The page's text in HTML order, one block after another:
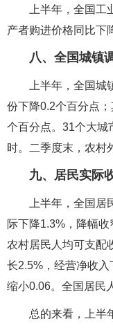
上半年，全国
产者购进价格同比下
八、全国城镇
上半年，全国
份下降0.2个百分点
个百分点。31个大城
时。二季度末，农村
九、居民实际
上半年，全国
际下降1.3%，降幅
农村居民人均可支配
长2.5%，经营净收
缩小0.06。全国居民
总的来看，上半